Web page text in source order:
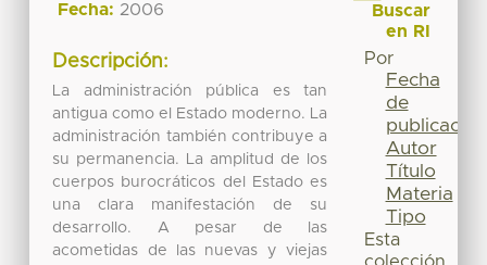
Fecha: 2006
Descripción:
La administración pública es tan
antigua como el Estado moderno. La
administración también contribuye a
su permanencia. La amplitud de los
cuerpos burocráticos del Estado es
una clara manifestación de su
desarrollo. A pesar de las
acometidas de las nuevas y viejas
Buscar
en RI
Por
Fecha
de
publicación
Autor
Título
Materia
Tipo
Esta